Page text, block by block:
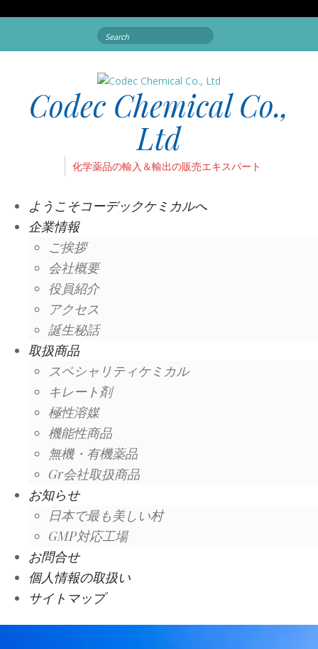
Codec Chemical Co.,
Ltd
化学薬品の輸入＆輸出の販売エキスパート
ようこそコーデックケミカルへ
企業情報
ご挨拶
会社概要
役員紹介
アクセス
誕生秘話
取扱商品
スペシャリティケミカル
キレート剤
極性溶媒
機能性商品
無機・有機薬品
Gr会社取扱商品
お知らせ
日本で最も美しい村
GMP対応工場
お問合せ
個人情報の取扱い
サイトマップ